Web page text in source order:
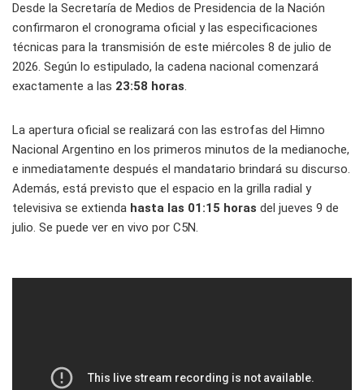
Desde la Secretaría de Medios de Presidencia de la Nación
confirmaron el cronograma oficial y las especificaciones
técnicas para la transmisión de este miércoles 8 de julio de
2026. Según lo estipulado, la cadena nacional comenzará
exactamente a las 23:58 horas.
La apertura oficial se realizará con las estrofas del Himno
Nacional Argentino en los primeros minutos de la medianoche,
e inmediatamente después el mandatario brindará su discurso.
Además, está previsto que el espacio en la grilla radial y
televisiva se extienda hasta las 01:15 horas del jueves 9 de
julio. Se puede ver en vivo por C5N.